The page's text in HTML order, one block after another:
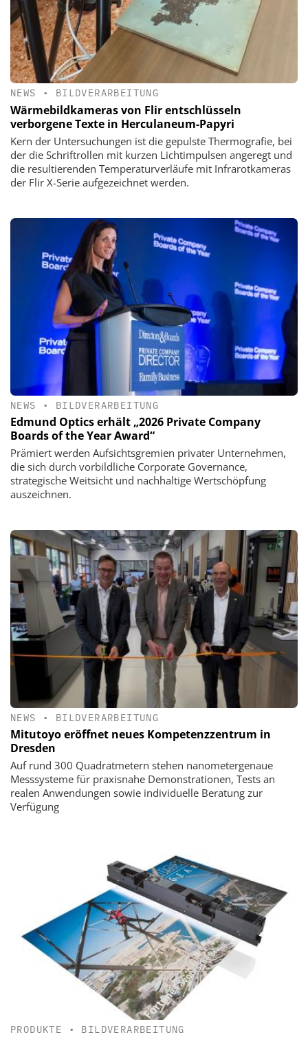
NEWS • BILDVERARBEITUNG
Wärmebildkameras von Flir entschlüsseln
verborgene Texte in Herculaneum-Papyri
Kern der Untersuchungen ist die gepulste Thermografie, bei
der die Schriftrollen mit kurzen Lichtimpulsen angeregt und
die resultierenden Temperaturverläufe mit Infrarotkameras
der Flir X-Serie aufgezeichnet werden.
NEWS • BILDVERARBEITUNG
Edmund Optics erhält „2026 Private Company
Boards of the Year Award“
Prämiert werden Aufsichtsgremien privater Unternehmen,
die sich durch vorbildliche Corporate Governance,
strategische Weitsicht und nachhaltige Wertschöpfung
auszeichnen.
NEWS • BILDVERARBEITUNG
Mitutoyo eröffnet neues Kompetenzzentrum in
Dresden
Auf rund 300 Quadratmetern stehen nanometergenaue
Messsysteme für praxisnahe Demonstrationen, Tests an
realen Anwendungen sowie individuelle Beratung zur
Verfügung
PRODUKTE • BILDVERARBEITUNG